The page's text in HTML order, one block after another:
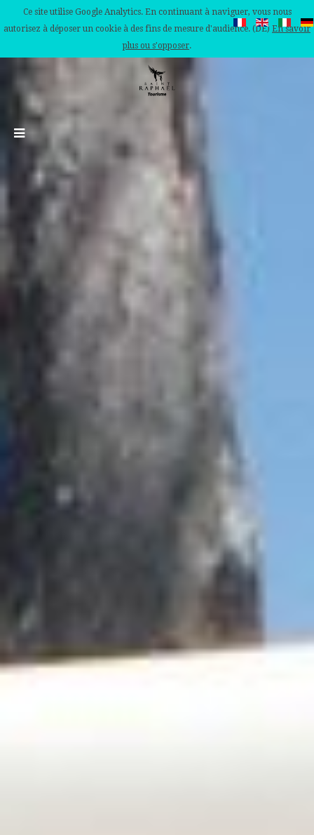
Ce site utilise Google Analytics. En continuant à naviguer, vous nous
autorisez à déposer un cookie à des fins de mesure d'audience. (DE) En savoir
plus ou s'opposer.